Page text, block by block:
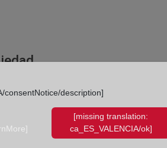
consentNotice/description]
[missing translation:
ca_ES_VALENCIA/ok]